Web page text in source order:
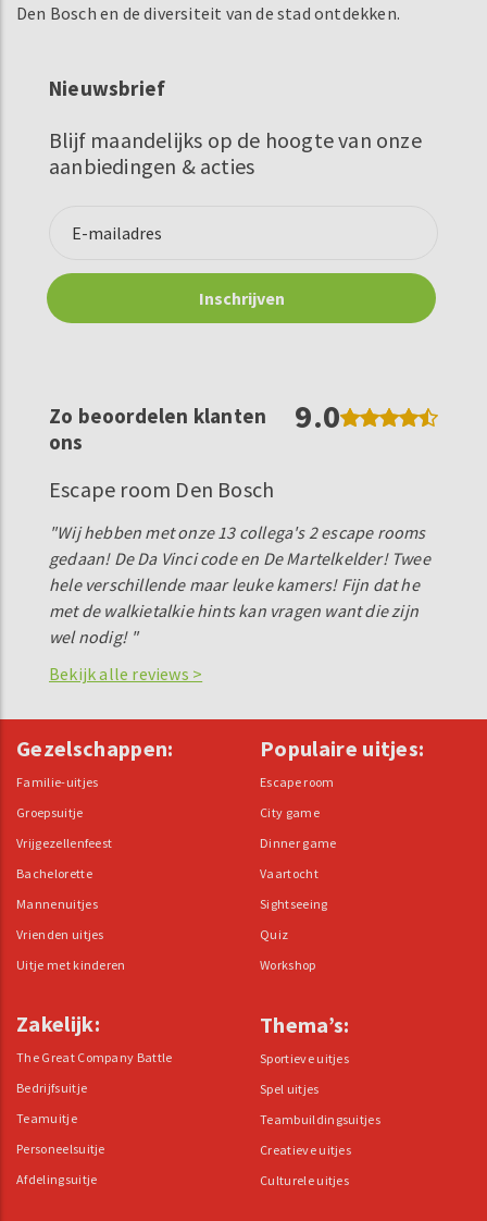
Den Bosch en de diversiteit van de stad ontdekken.
Nieuwsbrief
Blijf maandelijks op de hoogte van onze
aanbiedingen & acties
Zo beoordelen klanten
ons
9.0
Escape room Den Bosch
"Wij hebben met onze 13 collega's 2 escape rooms
gedaan! De Da Vinci code en De Martelkelder! Twee
hele verschillende maar leuke kamers! Fijn dat he
met de walkietalkie hints kan vragen want die zijn
wel nodig! "
Bekijk alle reviews >
Gezelschappen:
Familie-uitjes
Groepsuitje
Vrijgezellenfeest
Bachelorette
Mannenuitjes
Vrienden uitjes
Uitje met kinderen
Zakelijk:
The Great Company Battle
Bedrijfsuitje
Teamuitje
Personeelsuitje
Afdelingsuitje
Populaire uitjes:
Escape room
City game
Dinner game
Vaartocht
Sightseeing
Quiz
Workshop
Thema’s:
Sportieve uitjes
Spel uitjes
Teambuildingsuitjes
Creatieve uitjes
Culturele uitjes